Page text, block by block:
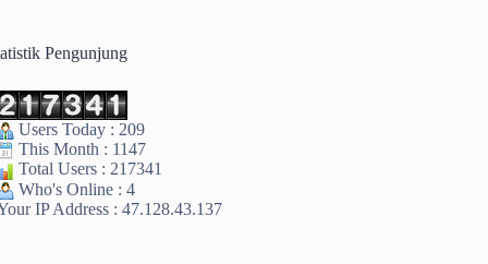
Pengunjung
Users Today : 209
This Month : 1147
Total Users : 217341
Who's Online : 4
IP Address : 47.128.43.137